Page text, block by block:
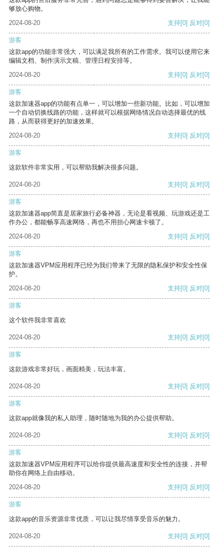
够放心购物。
2024-08-20
支持[0] 反对[0]
游客
这款app的功能非常强大，可以满足我所有的工作需求。我可以使用它来
编辑文档、制作演示文稿、管理日程安排等。
2024-08-20
支持[0] 反对[0]
游客
这款加速器app的功能有点单一，可以增加一些新功能。比如，可以增加
一个自动切换线路的功能，这样就可以根据网络情况自动选择最优的线
路，从而获得更好的加速效果。
2024-08-20
支持[0] 反对[0]
游客
这款软件非常实用，可以帮助我解决很多问题。
2024-08-20 支持[0] 反对[0]
游客
这款加速器app简直是居家旅行必备神器，无论是看视频、玩游戏还是工
作办公，都能畅享高速网络，再也不用担心网速卡顿了。
2024-08-20
支持[0] 反对[0]
游客
这款加速器VPM应用程序已经为我们带来了无限的隐私保护和安全性保
护。
2024-08-20
支持[0] 反对[0]
游客
这个软件我非常喜欢
2024-08-20 支持[0] 反对[0]
游客
这款游戏非常好玩，画面精美，玩法丰富。
2024-08-20 支持[0] 反对[0]
游客
这款app就像我的私人助理，随时随地为我的办公提供帮助。
2024-08-20 支持[0] 反对[0]
游客
这款加速器VPM应用程序可以给你提供最高速度和安全性的连接，并帮
助你在网络上自由移动。
2024-08-20
支持[0] 反对[0]
游客
这款app的音乐资源非常优质，可以让我尽情享受音乐的魅力。
2024-08-20 支持[0] 反对[0]